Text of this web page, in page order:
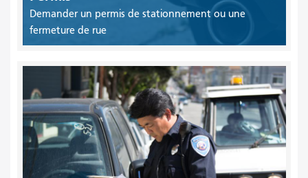
Demander un permis de stationnement ou une
fermeture de rue